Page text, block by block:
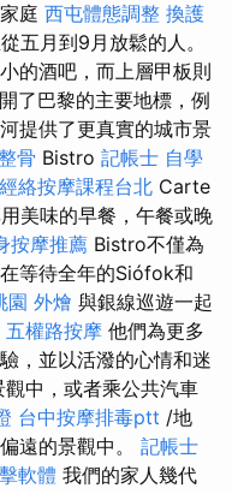
庭 西屯體態調整 換護
五月到9月放鬆的人。
的酒吧，而上層甲板則
了巴黎的主要地標，例
提供了更真實的城市景
骨 Bistro 記帳士 自學
經絡按摩課程台北 Carte
美味的早餐，午餐或晚
按摩推薦 Bistro不僅為
等待全年的Siófok和
園 外燴 與銀線巡遊一起
五權路按摩 他們為更多
，並以活潑的心情和迷
中，或者乘公共汽車
台中按摩排毒ptt /地
遠的景觀中。 記帳士
軟體 我們的家人幾代